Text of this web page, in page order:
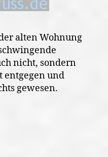
alten Wohnung
nicht, sondern
entgegen und
gewesen.